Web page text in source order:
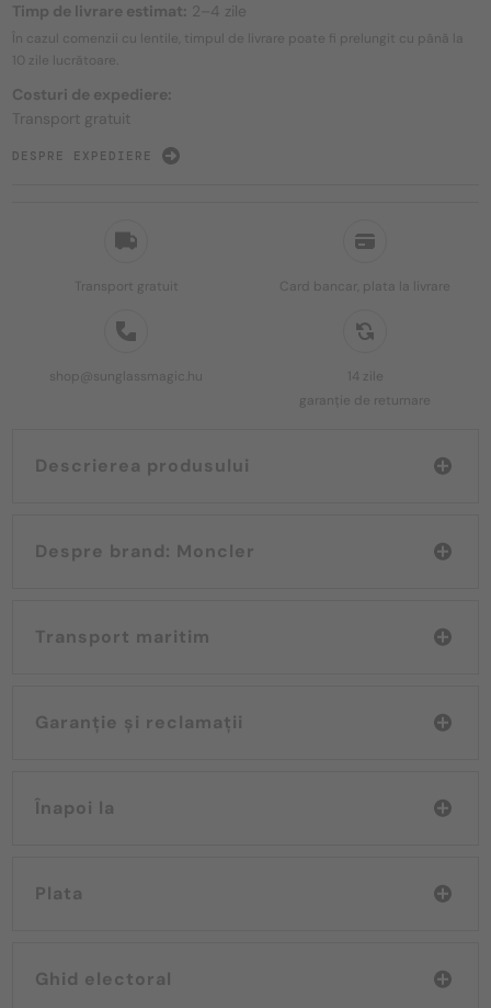
Transport gratuit Card bancar, plata la livrare
shop@sunglassmagic.hu
14 zile
garanție de returnare
Descrierea produsului
Despre brand: Moncler
Transport maritim
Garanție și reclamații
Înapoi la
Plata
Ghid electoral
Timp de livrare estimat: 2–4 zile
În cazul comenzii cu lentile, timpul de livrare poate fi prelungit cu până la
10 zile lucrătoare.
Costuri de expediere:
Transport gratuit
DESPRE EXPEDIERE